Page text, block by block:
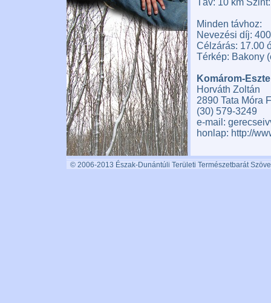
Táv: 10 km
Minden távhoz:
Nevezési díj:
Célzárás: 17.00
Térkép: Bakony
Komárom-
Horváth Zoltán
2890 Tata Móra
(30) 579-3249
e-mail:
honlap: http://
© 2006-2013 Észak-Dunántúli Területi Természetbarát